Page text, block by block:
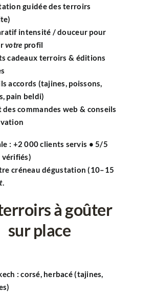
guidéedes terroirs
intensité / douceur pour
votre profil
cadeaux terroirs & éditions
accords (tajines, poissons,
pain beldi)
des commandes web & conseils
: +2 000 clients servis • 5/5
vérifiés)
créneau dégustation (10–15
.
à goûter
sur place
: corsé, herbacé (tajines,